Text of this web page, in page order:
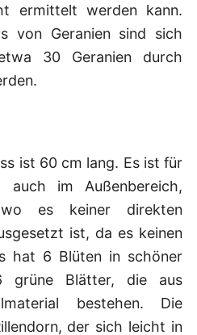
ermittelt werden kann.
von Geranien sind sich
30 Geranien durch
ist 60 cm lang. Es ist für
auch im Außenbereich,
es keiner direkten
ist, da es keinen
hat 6 Blüten in schöner
grüne Blätter, die aus
bestehen. Die
der sich leicht in